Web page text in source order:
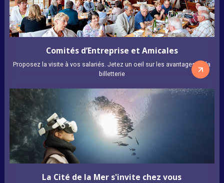
Comités d’Entreprise et Amicales
Proposez la visite à vos salariés. Jetez un oeil sur les avantages de la
billetterie
La Cité de la Mer s'invite chez vous